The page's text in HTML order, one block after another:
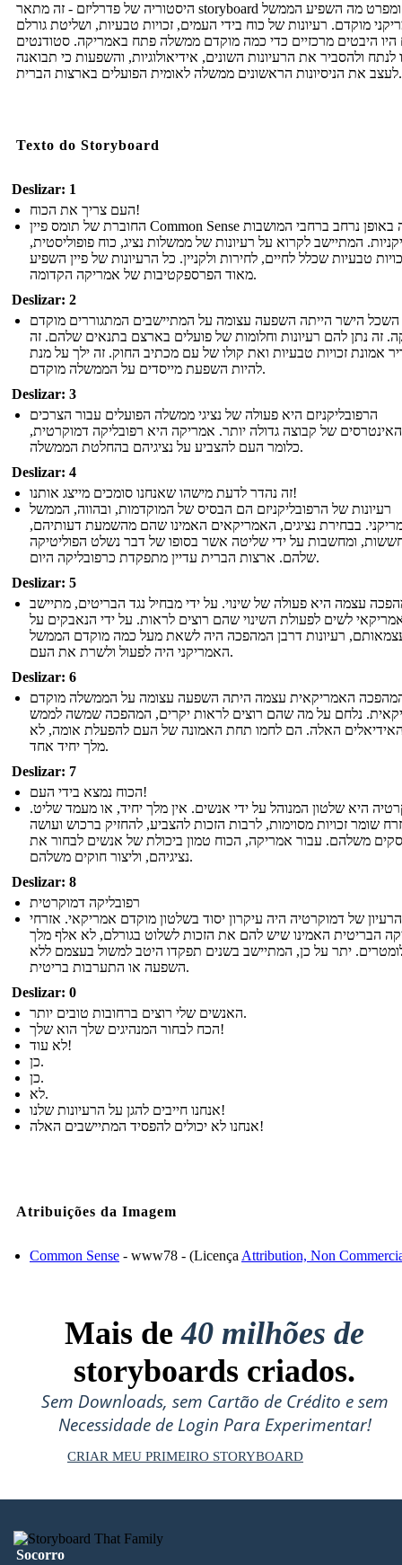
היסטוריה של פדרליזם - זה מתאר storyboard רשת ומפרט מה השפיע הממשל
מוקדם. רעיונות של כוח בידי העמים, זכויות טבעיות, ושליטת גורלם
היו היבטים מרכזיים כדי כמה מוקדם ממשלה פתח באמריקה. סטודנטים
לנתח ולהסביר את הרעיונות השונים, אידיאולוגיות, והשפעות כי תבואנה
לעצב את הניסיונות הראשונים ממשלה לאומית הפועלים בארצות הברית.
Texto do Storyboard
Deslizar: 1
העם צריך את הכוח!
החוברת של תומס פיין Common Sense הופצה באופן נרחב ברחבי המושבות
המתיישב לקרוא על רעיונות של ממשלות נציג, כוח פופוליסטית,
טבעיות שכלל לחיים, לחירות ולקניין. כל הרעיונות של פיין השפיע
מאוד הפרספקטיבות של אמריקה הקדומה.
Deslizar: 2
השכל הישר הייתה השפעה עצומה על המתיישבים המתגוררים מוקדם
זה נתן להם רעיונות וחלומות של פועלים בארצם בתנאים שלהם. זה
אמונת זכויות טבעיות ואת קולו של עם מכתיב החוק. זה ילך על מנת
להיות השפעת מייסדים על הממשלה מוקדם.
Deslizar: 3
הרפובליקניזם היא פעולה של נציגי ממשלה הפועלים עבור הצרכים
של קבוצה גדולה יותר. אמריקה היא רפובליקה דמוקרטית,
כלומר העם להצביע על נציגיהם בהחלטת הממשלה.
Deslizar: 4
זה נהדר לדעת מישהו שאנחנו סומכים מייצג אותנו!
רעיונות של הרפובליקניזם הם הבסיס של המוקדמות, ובהווה, הממשל
בבחירת נציגים, האמריקאים האמינו שהם מהשמעת דעותיהם,
ומחשבות על ידי שליטה אשר בסופו של דבר נשלט הפוליטיקה
שלהם. ארצות הברית עדיין מתפקדת כרפובליקה היום.
Deslizar: 5
עצמה היא פעולה של שינוי. על ידי מבחיל נגד הבריטים, מתיישב
לשים לפעולת השינוי שהם רוצים לראות. על ידי הנאבקים על
רעיונות דרבן המהפכה היה לשאת מעל כמה מוקדם הממשל
האמריקני היה לפעול ולשרת את העם.
Deslizar: 6
האמריקאית עצמה היתה השפעה עצומה על הממשלה מוקדם
נלחם על מה שהם רוצים לראות יקרים, המהפכה שמשה לממש
האלה. הם לחמו תחת האמונה של העם להפעלת אומה, לא
מלך יחיד אחד.
Deslizar: 7
הכוח נמצא בידי העם!
היא שלטון המנוהל על ידי אנשים. אין מלך יחיד, או מעמד שליט.
שומר זכויות מסוימות, לרבות הזכות להצביע, להחזיק ברכוש ועושה
משלהם. עבור אמריקה, הכוח טמון ביכולת של אנשים לבחור את
נציגיהם, וליצור חוקים משלהם.
Deslizar: 8
רפובליקה דמוקרטית
הרעיון של דמוקרטיה היה עיקרון יסוד בשלטון מוקדם אמריקאי. אזרחי
הבריטית האמינו שיש להם את הזכות לשלוט בגורלם, לא אלף מלך
יתר על כן, המתיישב בשנים תפקדו היטב למשול בעצמם ללא
השפעה או התערבות בריטית.
Deslizar: 0
האנשים שלי רוצים ברחובות טובים יותר.
הכח לבחור המנהיגים שלך הוא שלך!
לא עוד!
כן.
כן.
לא.
אנחנו חייבים להגן על הרעיונות שלנו!
אנחנו לא יכולים להפסיד המתיישבים האלה!
Atribuições da Imagem
Common Sense - www78 - (LicençaAttribution, Non
Mais de40 milhões de
storyboards criados.
Sem Downloads, sem Cartão de Crédito e sem
Necessidade de Login Para Experimentar!
CRIAR MEU PRIMEIRO STORYBOARD
Socorro